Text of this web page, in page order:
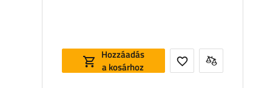
Hozzáadás
a kosárhoz